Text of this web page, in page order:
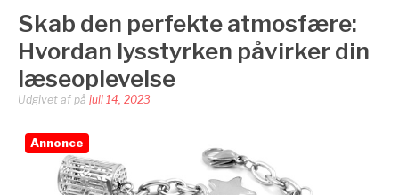
Skab den perfekte atmosfære:
Hvordan lysstyrken påvirker din
læseoplevelse
Udgivet af på juli 14, 2023
Annonce